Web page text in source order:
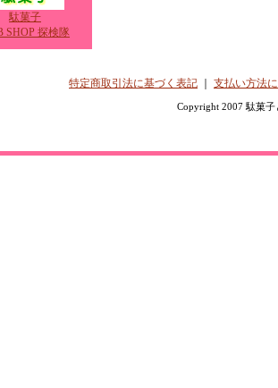
駄菓子
SHOP 探検隊
特定商取引法に基づく表記 支払い方法
Copyright 2007 駄菓